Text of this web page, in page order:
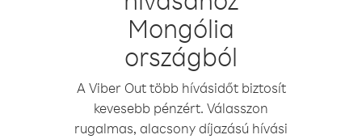
Mongólia
országból
A Viber Out több hívásidőt biztosít
kevesebb pénzért. Válasszon
rugalmas, alacsony díjazású hívási